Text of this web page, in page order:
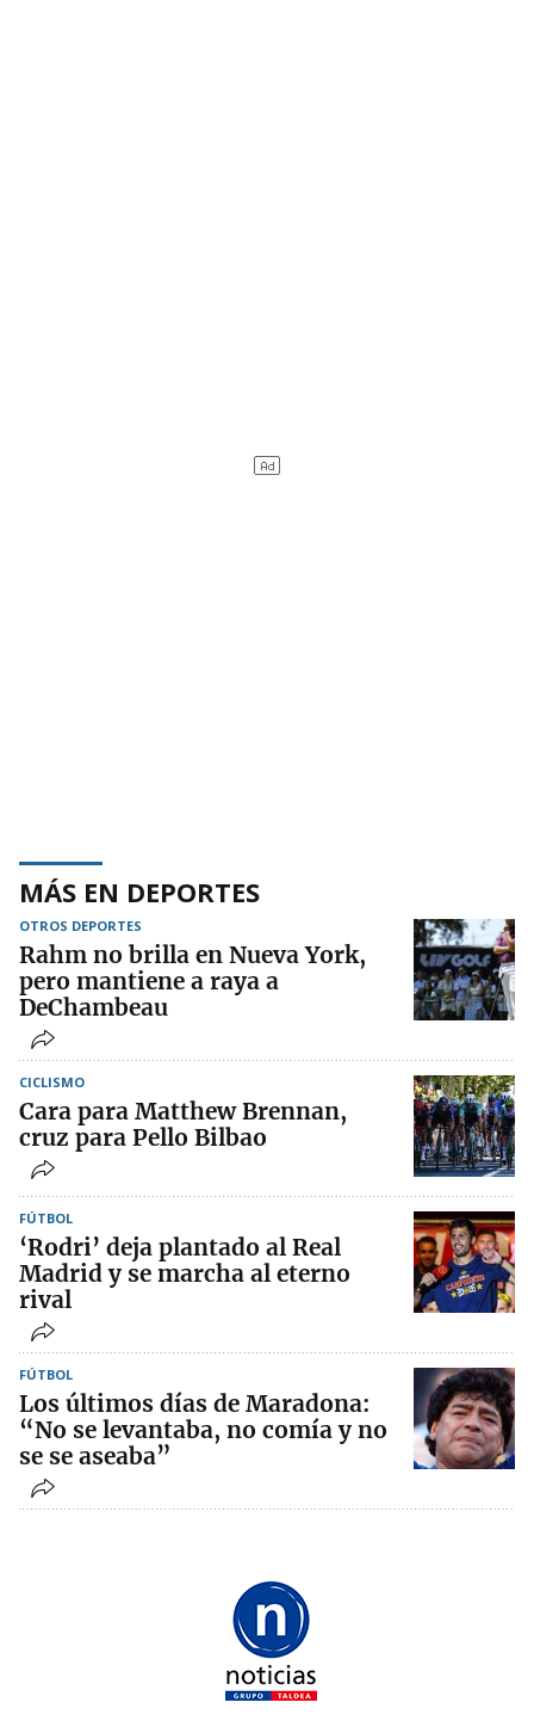
MÁS EN DEPORTES
OTROS DEPORTES
Rahm no brilla en Nueva York,
pero mantiene a raya a
DeChambeau
CICLISMO
Cara para Matthew Brennan,
cruz para Pello Bilbao
FÚTBOL
‘Rodri’ deja plantado al Real
Madrid y se marcha al eterno
rival
FÚTBOL
Los últimos días de Maradona:
“No se levantaba, no comía y no
se se aseaba”